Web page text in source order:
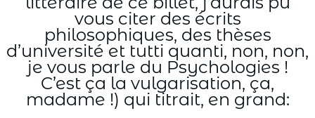
vous citer des écrits
philosophiques, des thèses
d’université et tutti quanti, non, non,
je vous parle du Psychologies !
C’est ça la vulgarisation, ça,
madame !) qui titrait, en grand: